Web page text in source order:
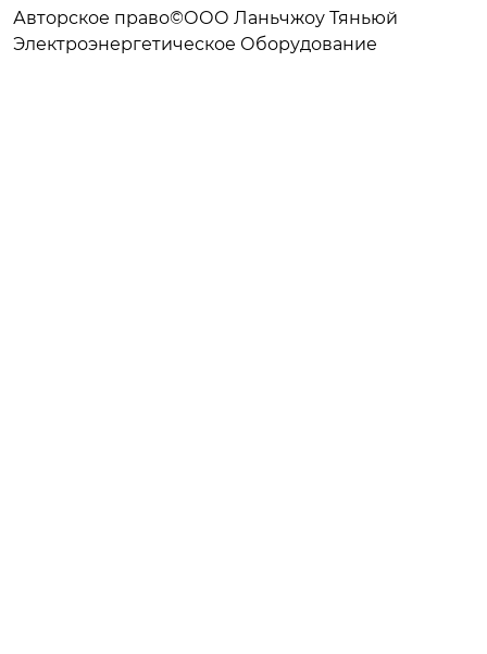
Авторское право©ООО Ланьчжоу Тяньюй
Электроэнергетическое Оборудование